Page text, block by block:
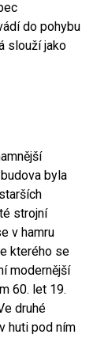
do pohybu
slouží jako
byla
strojní
v hamru
kterého se
modernější
60. let 19.
druhé
huti pod ním